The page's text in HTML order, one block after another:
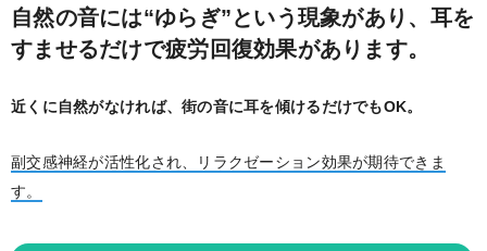
自然の音には“ゆらぎ”という現象があり、耳を
すませるだけで疲労回復効果があります。
近くに自然がなければ、街の音に耳を傾けるだけでもOK。
副交感神経が活性化され、リラクゼーション効果が期待できま
す。